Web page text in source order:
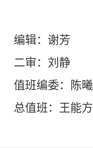
编辑：谢芳
二审：刘静
值班编委：陈曦
总值班：王能方